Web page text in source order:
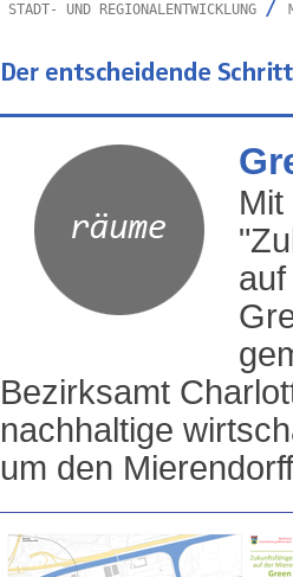
STADT- UND REGIONALENTWICKLUNG
Bezirksamt
nachhaltige
um den